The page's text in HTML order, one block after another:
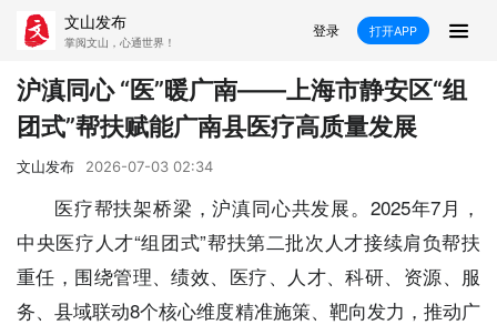
文山发布
掌阅文山，心通世界！
登录 打开APP
新闻
飞卡阅读 推荐 政声 好在文山
康养 社会 科教 经济
商务
沪滇同心 “医”暖广南——上海市静安区“组
团式”帮扶赋能广南县医疗高质量发展
文山发布 2026-07-03 02:34
医疗帮扶架桥梁，沪滇同心共发展。2025年7月，
中央医疗人才“组团式”帮扶第二批次人才接续肩负帮扶
重任，围绕管理、绩效、医疗、人才、科研、资源、服
务、县域联动8个核心维度精准施策、靶向发力，推动广